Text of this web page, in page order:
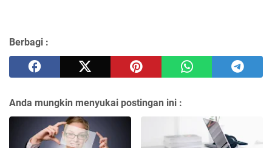
Berbagi :
Anda mungkin menyukai postingan ini :